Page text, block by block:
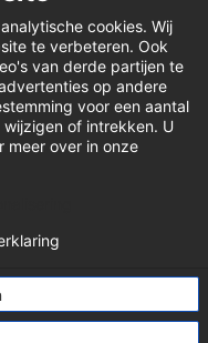
cookies. Wij
te verbeteren. Ook
van derde partijen te
op andere
voor een aantal
of intrekken. U
meer over in onze